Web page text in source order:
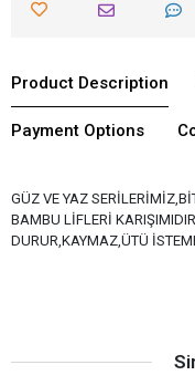
Product Description
Payment Options
GÜZ VE YAZ
BAMBU LİFLERİ
DURUR,KAYMAZ,ÜTÜ